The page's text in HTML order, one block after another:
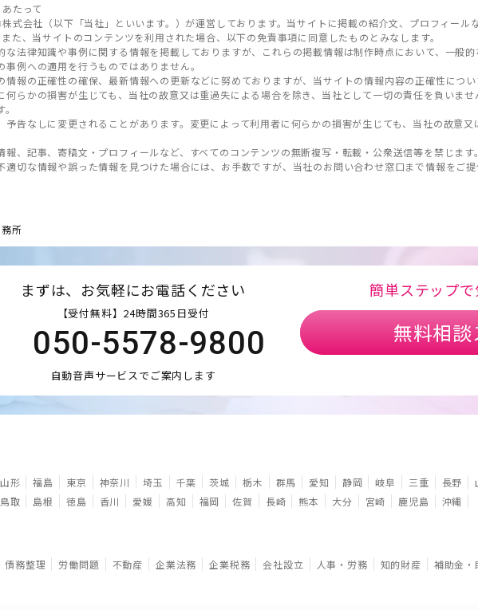
たって
式会社（以下「当社」といいます。）が運営しております。当サイトに掲載の紹介文、プロフィール
た、当サイトのコンテンツを利用された場合、以下の免責事項に同意したものとみなします。
な法律知識や事例に関する情報を掲載しておりますが、これらの掲載情報は制作時点において、一般
事例への適用を行うものではありません。
情報の正確性の確保、最新情報への更新などに努めておりますが、当サイトの情報内容の正確性につ
何らかの損害が生じても、当社の故意又は重過失による場合を除き、当社として一切の責任を負いま
予告なしに変更されることがあります。変更によって利用者に何らかの損害が生じても、当社の故意
報、記事、寄稿文・プロフィールなど、すべてのコンテンツの無断複写・転載・公衆送信等を禁じます
適切な情報や誤った情報を見つけた場合には、お手数ですが、当社のお問い合わせ窓口まで情報をご
所
まずは、お気軽にお電話ください
【受付無料】24時間365日受付
050-5578-9800
自動音声サービスでご案内します
簡単ステップ
無料相
山形 福島 東京 神奈川 埼玉 千葉 茨城 栃木 群馬 愛知 静岡 岐阜 三重 長野
鳥取 島根 徳島 香川 愛媛 高知 福岡 佐賀 長崎 熊本 大分 宮崎 鹿児島 沖縄
債務整理 労働問題 不動産 企業法務 企業税務 会社設立 人事・労務 知的財産 補助金・